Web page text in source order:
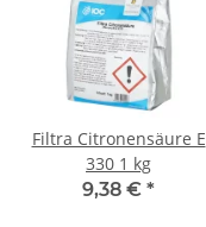
Filtra Citronensäure E
330 1 kg
9,38 € *